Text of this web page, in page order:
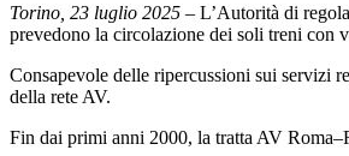
Torino, 23 luglio 2025 – L’Autorità di
prevedono la circolazione dei soli treni con
Consapevole delle ripercussioni sui servizi
della rete AV.
Fin dai primi anni 2000, la tratta AV